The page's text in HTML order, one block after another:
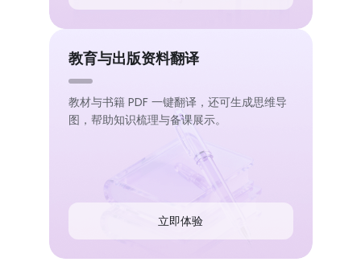
教育与出版资料翻译
教材与书籍 PDF 一键翻译，还可生成思维导
图，帮助知识梳理与备课展示。
立即体验